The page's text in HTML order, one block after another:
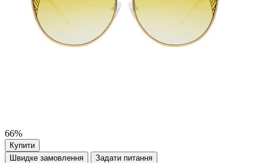
66%
Купити
Швидке замовлення
Задати питання